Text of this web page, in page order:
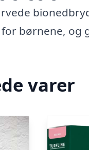
for børnene,
varer